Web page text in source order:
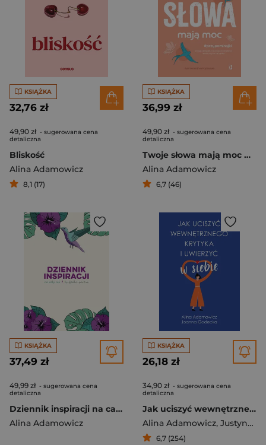
KSIĄŻKA
32,76 zł
49,90 zł - sugerowana cena
detaliczna
Bliskość
Alina Adamowicz
8,1 (17)
KSIĄŻKA
36,99 zł
49,90 zł - sugerowana cena
detaliczna
Twoje słowa mają moc Dodają skrzydeł, inspirują do działania i zmiany życia na lepsze
Alina Adamowicz
6,7 (46)
KSIĄŻKA
37,49 zł
49,99 zł - sugerowana cena
detaliczna
Dziennik inspiracji na cały rok by @alka_positive
Alina Adamowicz
KSIĄŻKA
26,18 zł
34,90 zł - sugerowana cena
detaliczna
Jak uciszyć wewnętrznego krytyka i uwierzyć w siebie
Alina Adamowicz, Justyna Moraczewska
6,7 (254)